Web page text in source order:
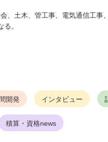
、土木、管工事、電気通信工事
。
開発 インタビュー
積算・資格news